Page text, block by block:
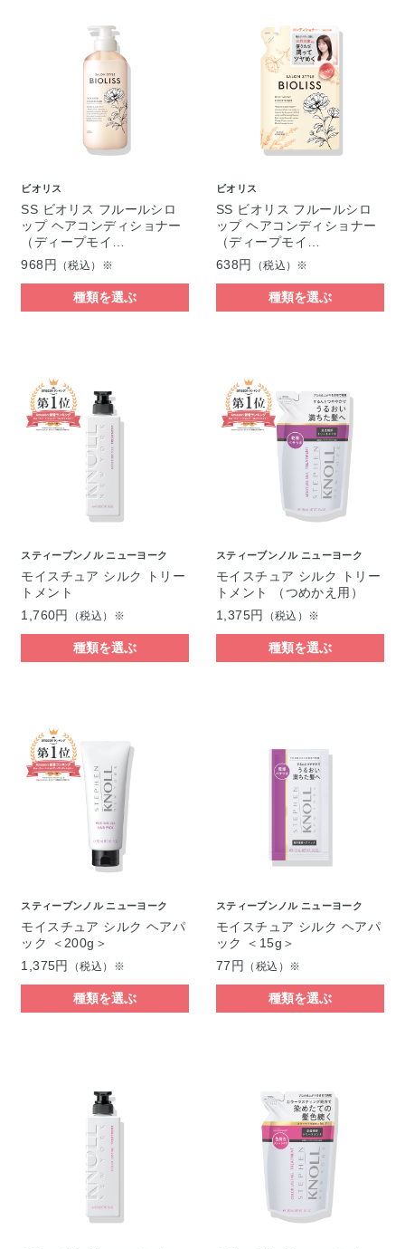
ビオリス
SS ビオリス フルールシロ
ップ ヘアコンディショナー
（ディープモイ…
968円
（税込）※
種類を選ぶ
ビオリス
SS ビオリス フルールシロ
ップ ヘアコンディショナー
（ディープモイ…
638円
（税込）※
種類を選ぶ
スティーブンノル ニューヨーク
モイスチュア シルク トリー
トメント
1,760円
（税込）※
種類を選ぶ
スティーブンノル ニューヨーク
モイスチュア シルク トリー
トメント （つめかえ用）
1,375円
（税込）※
種類を選ぶ
スティーブンノル ニューヨーク
モイスチュア シルク ヘアパ
ック ＜200g＞
1,375円
（税込）※
種類を選ぶ
スティーブンノル ニューヨーク
モイスチュア シルク ヘアパ
ック ＜15g＞
77円
（税込）※
種類を選ぶ